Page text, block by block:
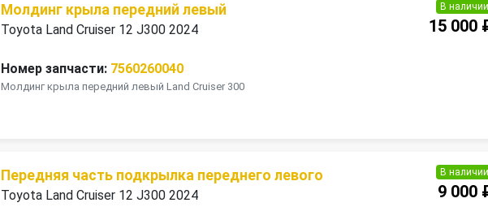
Молдинг крыла передний левый
Toyota Land Cruiser 12 J300 2024
Номер запчасти: 7560260040
Молдинг крыла передний левый Land Cruiser 300
В наличии
15 000
Передняя часть подкрылка переднего левого
Toyota Land Cruiser 12 J300 2024
В наличии
9 000